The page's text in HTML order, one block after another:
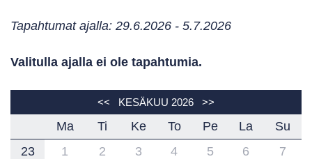
Tapahtumat ajalla: 29.6.2026 - 5.7.2026
Valitulla ajalla ei ole tapahtumia.
<< KESÄKUU 2026 >>
Ma Ti Ke To Pe La
Su
23
1 2 3 4 5 6
7